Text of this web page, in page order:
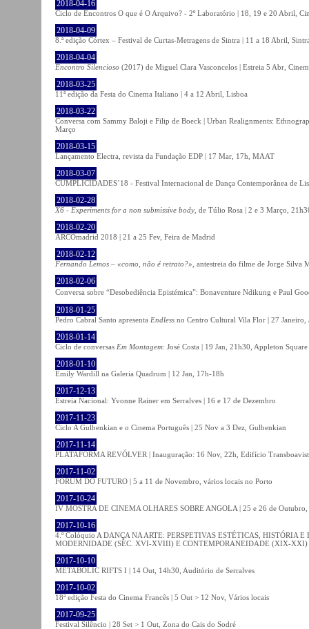
2018-04-16
Ciclo de Encontros O que é O Arquivo? - 2º Laboratório | 18, 19 e 20 Abril,
2018-04-09
8.ª edição Córtex – Festival de Curtas-Metragens de Sintra | 11 a 18 Abril,
2018-04-04
Encontro Silencioso (2017) de Miguel Clara Vasconcelos | Estreia 5 Abr,
2018-03-25
11ª edição da Festa do Cinema Italiano | 4 a 12 Abril, Lisboa
2018-03-22
Conversa com Sammy Baloji e Filip de Boeck | Urban Realignments:
Março
2018-03-15
Lançamento Electra, revista da Fundação EDP | 17 Mar, 17h, MAAT
2018-03-07
CUMPLICIDADES´18 - Festival Internacional de Dança Contemporânea de
2018-02-28
X6 - Experiments for a non submissive body , de Túlio Rosa | 2 e 3 Março,
2018-02-20
ARCOmadrid 2018 | 21 a 25 Fev, Feira de Madrid
2018-02-12
Fernando Lemos – «como, não é retrato?» , antestreia do filme de Jorge Silva
2018-02-06
Conversa sobre “Desobediência Epistémica”: Bonaventure Ndikung e Paul
2018-01-25
Pedro Cabral Santo apresenta Endless no Centro Cultural Vila Flor | 27 Janeiro,
2018-01-14
Ciclo de conversas Em Montagem: José Costa | 19 Jan, 21h30, Appleton Square
2018-01-10
Emily Wardill na Galeria Quadrum | 12 Jan, 17h-18h
2017-12-13
Estreia Nacional: Yvonne Rainer em Serralves | 16 e 17 de Dezembro
2017-11-23
Ciclo A Gulbenkian e o Cinema Português | 25 Nov a 3 Dez, Gulbenkian
2017-11-14
PLATAFORMA REVÓLVER | Inauguração: 16 Nov, 22h, Edifício
2017-11-02
FÓRUM DO FUTURO | 5 a 11 de Novembro, vários locais no Porto
2017-10-24
IV MOSTRA DE CINEMA OLHARES SOBRE ANGOLA | 25 e 26 de
2017-10-16
4.º Colóquio A DANÇA NA ARTE: PERSPETIVAS ESTÉTICAS, HISTÓRIA
MODERNIDADE (SÉC. XVI-XVIII) E CONTEMPORANEIDADE (XIX-XXI)
2017-10-10
METABOLIC RIFTS I | 14 Out, 14h30, Auditório de Serralves
2017-10-02
18ª edição Festa do Cinema Francês | 5 Out > 12 Nov, Vários locais
2017-09-25
Festival Silêncio | 28 Set > 1 Out, Zona do Cais do Sodré